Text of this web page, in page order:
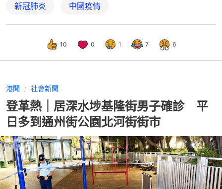
新冠肺炎 中國疫情
10 0 1 7 6
港聞 社會新聞
登革熱｜居深水埗基隆街男子確診 平
日多到通州街公園北河街街市